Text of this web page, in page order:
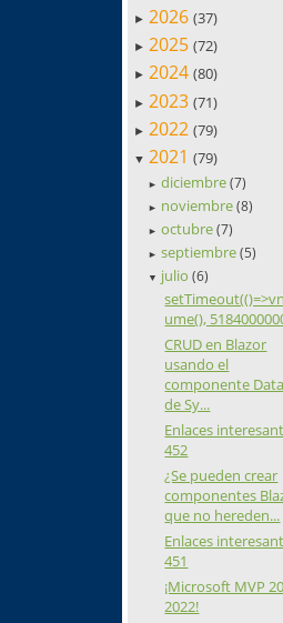
► 2026 (37)
► 2025 (72)
► 2024 (80)
► 2023 (71)
► 2022 (79)
▼ 2021 (79)
► diciembre(7)
► noviembre(8)
► octubre(7)
► septiembre(5)
▼ julio(6)
ume(),
CRUD en Blazor
usando el
componente
de Sy...
Enlaces
452
¿Se pueden crear
componentes
que no hereden...
Enlaces
451
¡Microsoft MVP
2022!